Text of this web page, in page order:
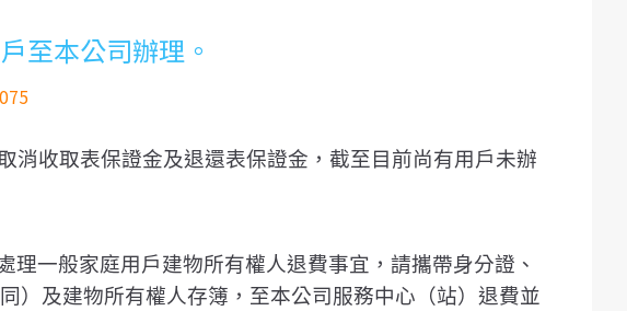
至本公司辦理。
消收取表保證金及退還表保證金，截至目前尚有用戶未辦
理一般家庭用戶建物所有權人退費事宜，請攜帶身分證、
） 及建物所有權人存簿，至本公司服務中心（站）退費並